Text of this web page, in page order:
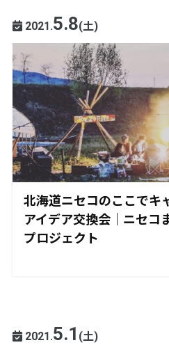
2021.5.8(土)
北海道ニセコのここでキ
アイデア交換会｜ニセコ
プロジェクト
2021.5.1 (土)